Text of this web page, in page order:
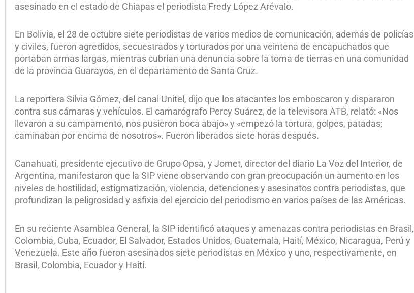
asesinado en el estado de Chiapas el periodista Fredy López Arévalo.
En Bolivia, el 28 de octubre siete periodistas de varios medios de comunicación, además de policías
y civiles, fueron agredidos, secuestrados y torturados por una veintena de encapuchados que
portaban armas largas, mientras cubrían una denuncia sobre la toma de tierras en una comunidad
de la provincia Guarayos, en el departamento de Santa Cruz.
La reportera Silvia Gómez, del canal Unitel, dijo que los atacantes los emboscaron y dispararon
contra sus cámaras y vehículos. El camarógrafo Percy Suárez, de la televisora ATB, relató: «Nos
llevaron a su campamento, nos pusieron boca abajo» y «empezó la tortura, golpes, patadas;
caminaban por encima de nosotros». Fueron liberados siete horas después.
Canahuati, presidente ejecutivo de Grupo Opsa, y Jornet, director del diario La Voz del Interior, de
Argentina, manifestaron que la SIP viene observando con gran preocupación un aumento en los
niveles de hostilidad, estigmatización, violencia, detenciones y asesinatos contra periodistas, que
profundizan la peligrosidad y asfixia del ejercicio del periodismo en varios países de las Américas.
En su reciente Asamblea General, la SIP identificó ataques y amenazas contra periodistas en Brasil,
Colombia, Cuba, Ecuador, El Salvador, Estados Unidos, Guatemala, Haití, México, Nicaragua, Perú y
Venezuela. Este año fueron asesinados siete periodistas en México y uno, respectivamente, en
Brasil, Colombia, Ecuador y Haití.